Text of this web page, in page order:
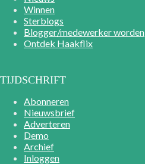
Winnen
Sterblogs
Blogger/medewerker worden
Ontdek Haakflix
TIJDSCHRIFT
Abonneren
Nieuwsbrief
Adverteren
Demo
Archief
Inloggen